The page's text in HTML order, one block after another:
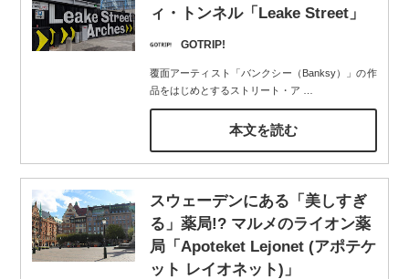
ィ・トンネル「Leake Street」
GOTRIP!
覆面アーティスト「バンクシー（Banksy）」の作
品をはじめとするストリート・ア
本文を読む
スウェーデンにある「美しすぎ
る」薬局!? マルメのライオン薬
局「Apoteket Lejonet (アポテケ
ット レイオネット)」